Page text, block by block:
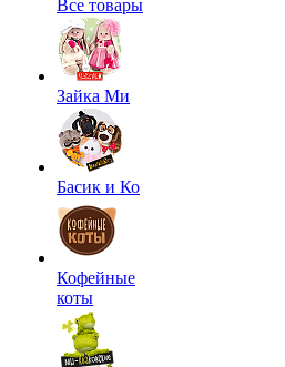
Все товары
Зайка Ми
Басик и Ко
Кофейные
коты